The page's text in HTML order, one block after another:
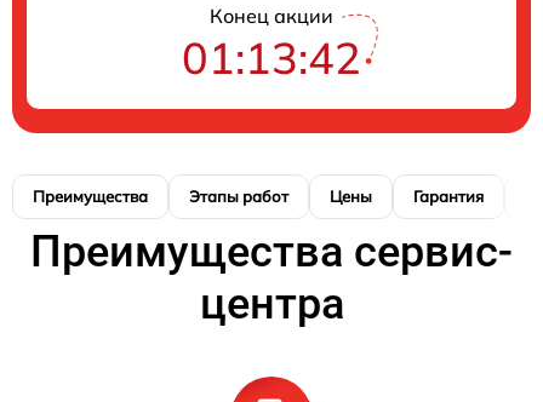
Конец акции
01:13:41
Преимущества Этапы работ Цены Гарантия
Преимущества сервис-
центра